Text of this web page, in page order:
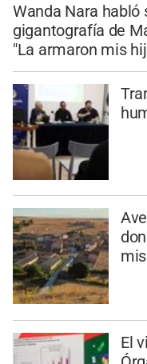
Wanda Nara habló
gigantografía de
"La armaron mis
El